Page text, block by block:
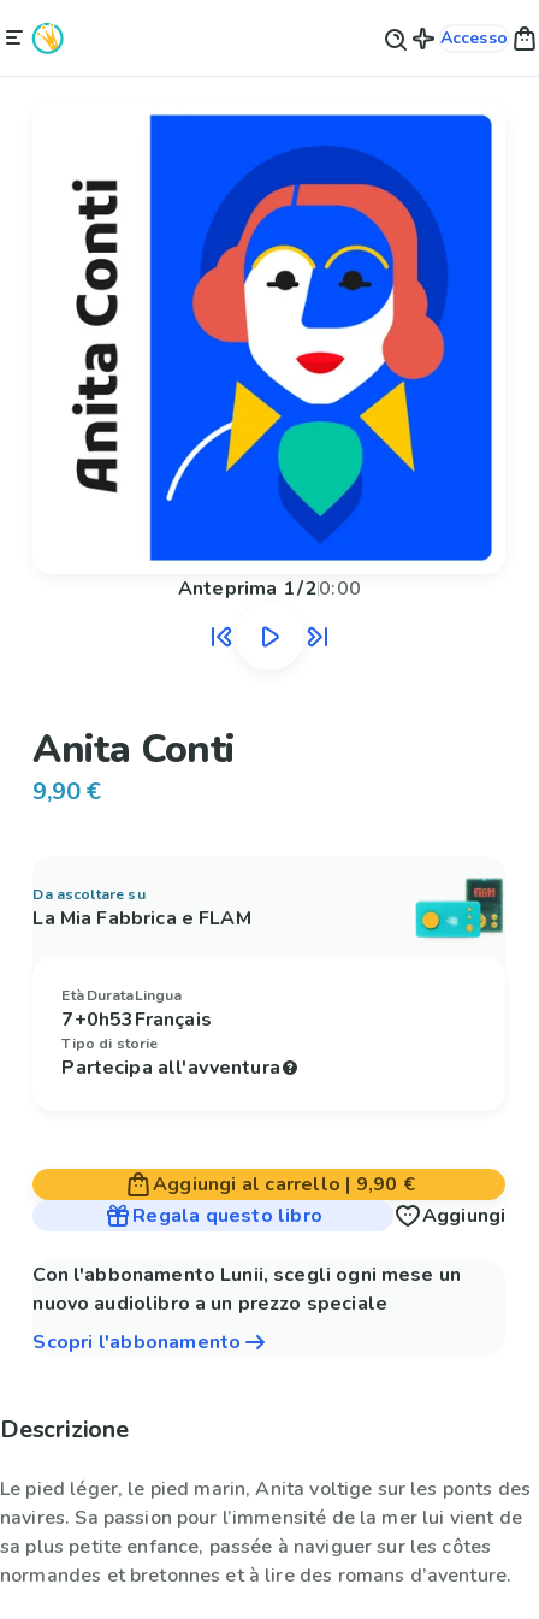
Accesso
Anteprima 1/20:00
Anita Conti
9,90 €
Da ascoltare su
La Mia Fabbrica e FLAM
Età
7+
Durata
0h53
Lingua
Français
Tipo di storie
Partecipa all'avventura
Aggiungi al carrello | 9,90 €
Regala questo libro
Aggiungi
Con l'abbonamento Lunii, scegli ogni mese un
nuovo audiolibro a un prezzo speciale
Scopri l'abbonamento
Descrizione
Le pied léger, le pied marin, Anita voltige sur les ponts des
navires. Sa passion pour l’immensité de la mer lui vient de
sa plus petite enfance, passée à naviguer sur les côtes
normandes et bretonnes et à lire des romans d’aventure.